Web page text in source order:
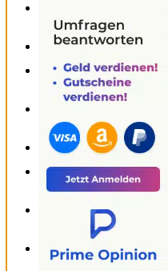
Über die junge
OHNE FILTER:
Frankreich: Alarmknopf
Effektive Methoden
Chiropraktiker-Hype
Tierquälerei auf Social
Kollektiv
Spionin für die
Job, Dating und
erleichtern?
Smhaggle, Sparkules
Lebensmittel Spar-Apps?
Hochbegabte
ARTE #shorts #saloon